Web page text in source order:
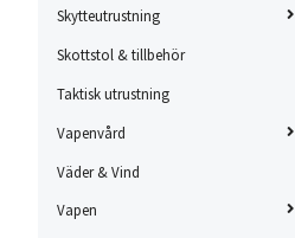
Skytteutrustning
Skottstol & tillbehör
Taktisk utrustning
Vapenvård
Väder & Vind
Vapen